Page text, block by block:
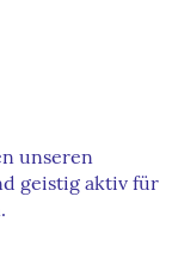
unseren
geistig aktiv für